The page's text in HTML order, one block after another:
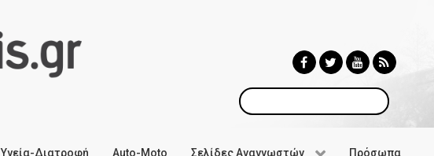
Αναζήτηση
Υγεία-Διατροφή Auto-Moto Σελίδες Αναγνωστών Πρόσωπα